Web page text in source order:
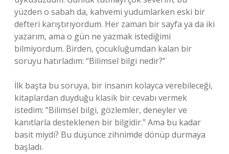
yüzden o sabah da, kahvemi yudumlarken eski bir
defteri karıştırıyordum. Her zaman bir sayfa ya da iki
yazarım, ama o gün ne yazmak istediğimi
bilmiyordum. Birden, çocukluğumdan kalan bir
soruyu hatırladım: “Bilimsel bilgi nedir?”
İlk başta bu soruya, bir insanın kolayca verebileceği,
kitaplardan duyduğu klasik bir cevabı vermek
istedim: “Bilimsel bilgi, gözlemler, deneyler ve
kanıtlarla desteklenen bir bilgidir.” Ama bu kadar
basit miydi? Bu düşünce zihnimde dönüp durmaya
başladı.